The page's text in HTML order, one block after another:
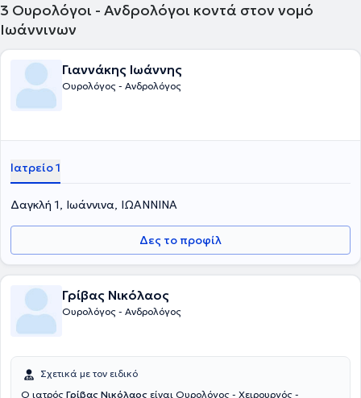
3 Ουρολόγοι - Ανδρολόγοι κοντά στον νομό
Ιωάννινων
Γιαννάκης Ιωάννης
Ουρολόγος - Ανδρολόγος
Ιατρείο 1
Δαγκλή 1, Ιωάννινα, ΙΩΑΝΝΙΝΑ
Δες το προφίλ
Γρίβας Νικόλαος
Ουρολόγος - Ανδρολόγος
Σχετικά με τον ειδικό
Ο ιατρός Γρίβας Νικόλαος είναι Ουρολόγος - Χειρουργός -